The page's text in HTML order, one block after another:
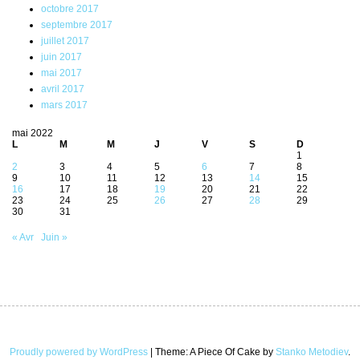
octobre 2017
septembre 2017
juillet 2017
juin 2017
mai 2017
avril 2017
mars 2017
mai 2022
L
M M J V S
D
1
2
3 4 5 6 7
8
9
10 11 12 13 14
15
16
17 18 19 20 21
22
23
24 25 26 27 28
29
30
31
« Avr Juin »
Proudly powered by WordPress Theme: A Piece Of Cake by Stanko Metodiev.